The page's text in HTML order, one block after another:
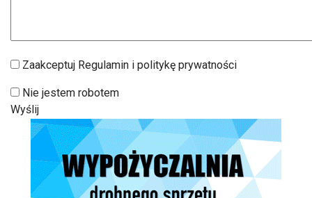
Zaakceptuj Regulamin i politykę prywatności
Nie jestem robotem
Wyślij